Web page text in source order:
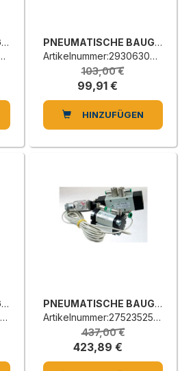
PNEUMATISCHE BAUGRUPPE
PNEUMATISCHE BAUGRUPPE
Artikelnummer:2930630400G
103,00 €
99,91 €
HINZUFÜGEN
PNEUMATISCHE BAUGRUPPE
PNEUMATISCHE BAUGRUPPE
Artikelnummer:2752352510F
437,00 €
423,89 €